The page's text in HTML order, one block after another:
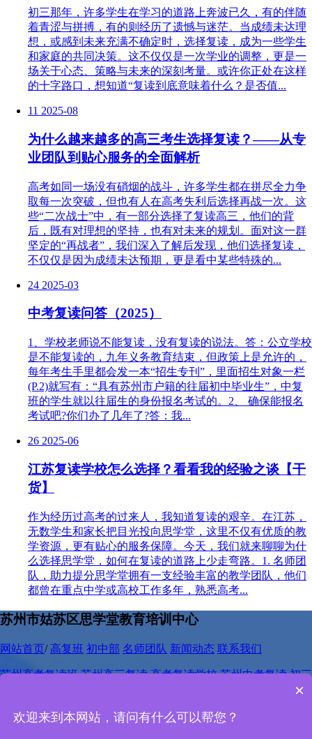
初三那年，许多学生在学习的道路上奔波已久，有的伴随
着青涩与拼搏，有的则经历了遗憾与迷茫。当成绩未达理
想，或感到未来充满不确定时，选择复读，成为一些学生
和家庭的共同决策。这不仅仅是一次学业的调整，更是一
场关于心态、策略与未来的深刻考量。或许你正处在这样
的十字路口，想知道“复读到底意味着什么？是否值...
11 2025-08
为什么越来越多的高三考生选择复读？——从专
业团队到贴心服务的全面解析
高考如同一场没有硝烟的战斗，许多学生都在拼尽全力争
取每一次突破，但也有人在高考失利后选择再战一次。这
些“二次战士”中，有一部分选择了复读高三，他们的背
后，既有对理想的坚持，也有对未来的规划。面对这一群
坚定的“再战者”，我们深入了解后发现，他们选择复读，
不仅仅是因为成绩未达预期，更是看中某些特殊的...
24 2025-03
中考复读问答（2025）
1、学校老师说不能复读，没有复读的说法。答：公立学校
是不能复读的，九年义务教育结束，但政策上是允许的，
每年考生手里都会发一本“招生专刊”，里面招生对象一栏
(P.2)就写有：“具有苏州市户籍的往届初中毕业生”，中复
班的学生就以往届生的身份报名考试的。2、 确保能报名
考试吧?你们办了几年了?答：我...
26 2025-06
江苏复读学校怎么选择？看看我的经验之谈【干
货】
作为经历过高考的过来人，我知道复读的艰辛。在江苏，
无数学生和家长把目光投向思学堂，这里不仅有优质的教
学资源，更有贴心的服务保障。今天，我们就来聊聊为什
么选择思学堂，如何在复读的道路上少走弯路。1. 名师团
队，助力提分思学堂拥有一支经验丰富的教学团队，他们
都曾在重点中学或高校工作多年，熟悉高考...
苏州市姑苏区思学堂教育培训中心
网站首页/高复班 初中部 名师团队 新闻动态 联系我们
苏州高考复读班 苏州高三复读 高考复读学校 苏州中考复读 初三
电话：400-667-3318
×
欢迎来到本网站，请问有什么可以帮您？